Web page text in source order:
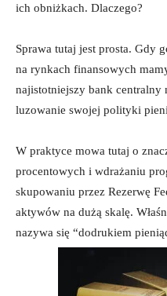
ich obniżkach. Dlaczego?
Sprawa tutaj jest prosta. Gdy
na rynkach finansowych
najistotniejszy bank centralny
luzowanie swojej polityki
W praktyce mowa tutaj o
procentowych i wdrażaniu
skupowaniu przez Rezerwę
aktywów na dużą skalę.
nazywa się “dodrukiem